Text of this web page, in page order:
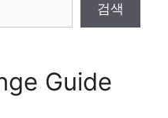
검색
Guide